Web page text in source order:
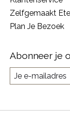
Zelfgemaakt
Plan Je Bezoek
Abonneer je